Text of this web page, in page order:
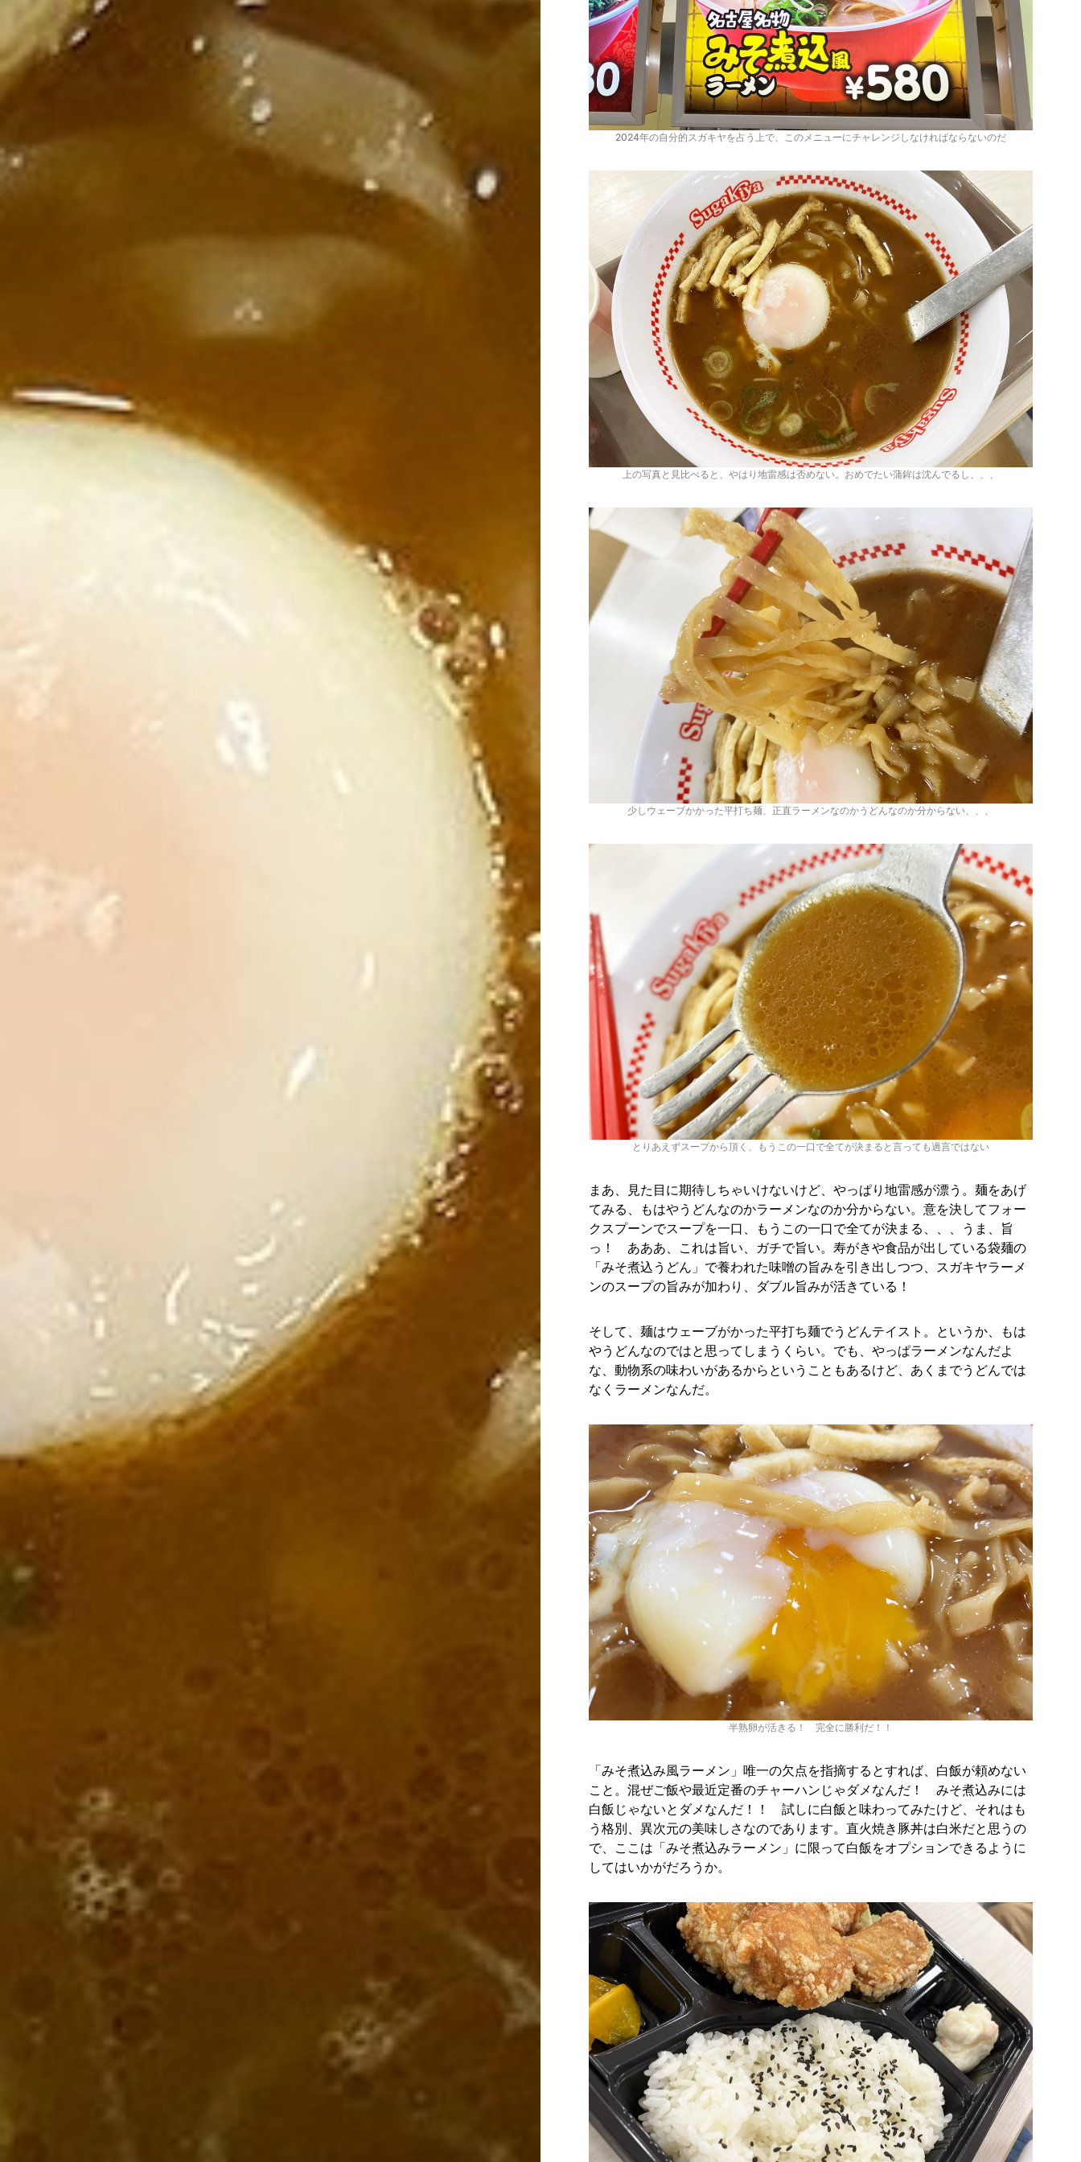
2024年の自分的スガキヤを占う上で、このメニューにチャレンジしなければならないのだ
上の写真と見比べると、やはり地雷感は否めない。おめでたい蒲鉾は沈んでるし、、、
少しウェーブかかった平打ち麺、正直ラーメンなのかうどんなのか分からない、、、
とりあえずスープから頂く、もうこの一口で全てが決まると言っても過言ではない
まあ、見た目に期待しちゃいけないけど、やっぱり地雷感が漂う。麺をあげ
てみる、もはやうどんなのかラーメンなのか分からない。意を決してフォー
クスプーンでスープを一口、もうこの一口で全てが決まる、、、うま、旨
っ！ あああ、これは旨い、ガチで旨い。寿がきや食品が出している袋麺の
「みそ煮込うどん」で養われた味噌の旨みを引き出しつつ、スガキヤラーメ
ンのスープの旨みが加わり、ダブル旨みが活きている！
そして、麺はウェーブがかった平打ち麺でうどんテイスト。というか、もは
やうどんなのではと思ってしまうくらい。でも、やっぱラーメンなんだよ
な、動物系の味わいがあるからということもあるけど、あくまでうどんでは
なくラーメンなんだ。
半熟卵が活きる！ 完全に勝利だ！！
「みそ煮込み風ラーメン」唯一の欠点を指摘するとすれば、白飯が頼めない
こと。混ぜご飯や最近定番のチャーハンじゃダメなんだ！ みそ煮込みには
白飯じゃないとダメなんだ！！ 試しに白飯と味わってみたけど、それはも
う格別、異次元の美味しさなのであります。直火焼き豚丼は白米だと思うの
で、ここは「みそ煮込みラーメン」に限って白飯をオプションできるように
してはいかがだろうか。